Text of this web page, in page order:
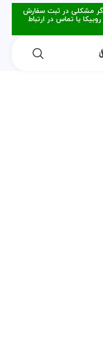
مشکلی در ثبت سفارش
با ۰۹۳۸۲۱۵۳۴۷۸ از طریق روبیکا یا تماس در ارتباط